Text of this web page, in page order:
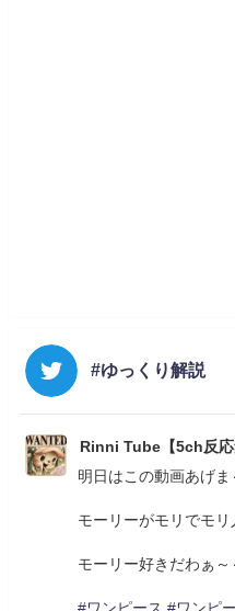
#ゆっくり解説
Rinni Tube【5ch反応
明日はこの動画あげま
モーリーがモリでモリ
モーリー好きだわぁ～